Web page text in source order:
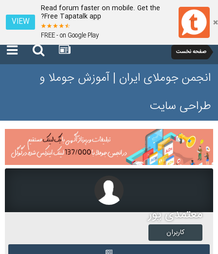
Read forum faster on mobile. Get the
Free Tapatalk app?
FREE - on Google Play
VIEW
صفحه نخست
انجمن جوملای ایران | آموزش جوملا و
طراحی سایت
معتمدی پور
کاربران